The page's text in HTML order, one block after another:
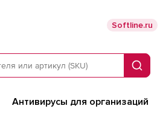
Softline.ru
Поиск
Антивирусы для организаций